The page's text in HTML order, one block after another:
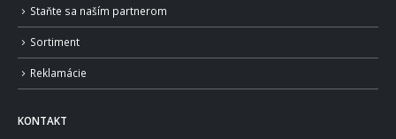
Staňte sa naším partnerom
Sortiment
Reklamácie
KONTAKT